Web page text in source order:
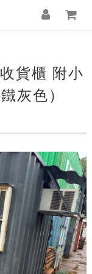
貨櫃 附小
灰色）